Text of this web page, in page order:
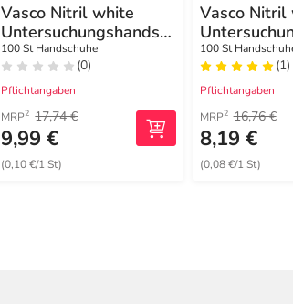
Vasco Nitril white
Untersuchungshandsc
huhe Größe L
100 St Handschuhe
(0)
Pflichtangaben
MRP2 17,74 €
9,99 €
(0,10 €/1 St)
Vasco Nitril
huhe Größe
100 St
(1)
Pflichtangaben
MRP2 16,76 €
8,19 €
(0,08 €/1 St)